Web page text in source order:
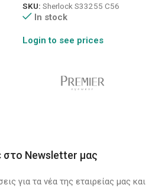
SKU: Sherlock S33255 C56
In stock
Login to see prices
στο Newsletter μας
για τα νέα της εταιρείας μας και